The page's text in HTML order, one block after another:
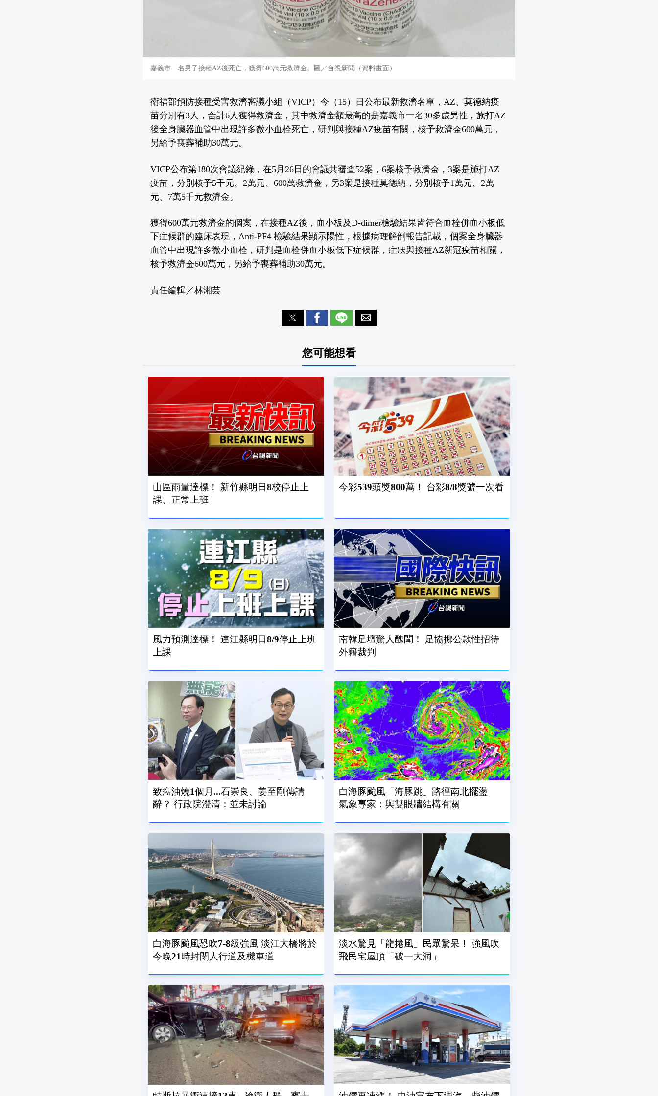
嘉義市一名男子接種AZ後死亡，獲得600萬元救濟金。圖／台視新聞（資料畫面）
衛福部預防接種受害救濟審議小組（VICP）今（15）日公布最新救濟名單，AZ、莫德納疫
苗分別有3人，合計6人獲得救濟金，其中救濟金額最高的是嘉義市一名30多歲男性，施打AZ
後全身臟器血管中出現許多微小血栓死亡，研判與接種AZ疫苗有關，核予救濟金600萬元，
另給予喪葬補助30萬元。
VICP公布第180次會議紀錄，在5月26日的會議共審查52案，6案核予救濟金，3案是施打AZ
疫苗，分別核予5千元、2萬元、600萬救濟金，另3案是接種莫德納，分別核予1萬元、2萬
元、7萬5千元救濟金。
獲得600萬元救濟金的個案，在接種AZ後，血小板及D-dimer檢驗結果皆符合血栓併血小板低
下症候群的臨床表現，Anti-PF4 檢驗結果顯示陽性，根據病理解剖報告記載，個案全身臟器
血管中出現許多微小血栓，研判是血栓併血小板低下症候群，症狀與接種AZ新冠疫苗相關，
核予救濟金600萬元，另給予喪葬補助30萬元。
責任編輯／林湘芸
您可能想看
山區雨量達標！ 新竹縣明日8校停止上
課、正常上班
今彩539頭獎800萬！ 台彩8/8獎號一次看
風力預測達標！ 連江縣明日8/9停止上班
上課
南韓足壇驚人醜聞！ 足協挪公款性招待
外籍裁判
致癌油燒1個月...石崇良、姜至剛傳請
辭？ 行政院澄清：並未討論
白海豚颱風「海豚跳」路徑南北擺盪
氣象專家：與雙眼牆結構有關
白海豚颱風恐吹7-8級強風 淡江大橋將於
今晚21時封閉人行道及機車道
淡水驚見「龍捲風」民眾驚呆！ 強風吹
飛民宅屋頂「破一大洞」